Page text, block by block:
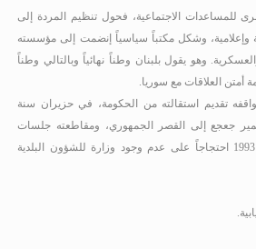
للمساعدات الاجتماعية، فحول تنظيم المردة إلى
وإعلامية، وشكل مكتباً سياسياً إنضمت إلى مؤسسته
وهو يقول بلبنان وطناً نهائياً وبالتالي وطناً
أمتن العلاقات مع سوريا.
تقديم استقالته من الحكومة، في حزيران سنة
سمير جعجع إلى القصر الجمهوري، ومقاطعته جلسات
مجلس الوزراء في آذار سنة 1993 احتجاجاً على عدم وجود وزارة للشؤون البلدية